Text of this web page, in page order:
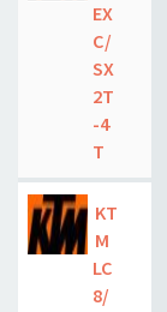
EX
C/
SX
2T
-4
T
KT
M
LC
8/